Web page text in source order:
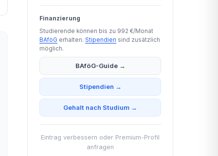
Finanzierung
Studierende können bis zu 992 €/Monat
BAföG erhalten. Stipendien sind zusätzlich
möglich.
BAföG-Guide →
Stipendien →
Gehalt nach Studium →
Eintrag verbessern oder Premium-Profil
anfragen